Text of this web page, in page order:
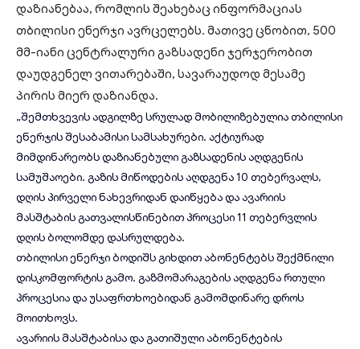
დაზიანებაა, რომლის შეახებაც ინფორმაციას
თბილისი ენერჯი ავრცელებს. მათივე ცნობით, 500
მმ-იანი ცენტრალური გაზსადენი ჯერჯერობით
დაუდგენელ ვითარებაში, სავარაუდოდ მესამე
პირის მიერ დაზიანდა.
„შემთხვევის ადგილზე სრულად მობილიზებულია თბილისი
ენერჯის შესაბამისი სამსახურები. აქტიურად
მიმდინარეობს დაზიანებული გაზსადენის აღდგენის
სამუშაოები. გაზის მიწოდების აღდგენა 10 თებერვალს,
დღის პირველი ნახევრიდან დაიწყება და ავარიის
მასშტაბის გათვალისწინებით პროცესი 11 თებერვლის
დღის ბოლომდე დასრულდება.
თბილისი ენერჯი ბოდიშს გიხდით აბონენტებს შექმნილი
დისკომფორტის გამო. გაზმომარაგების აღდგენა რთული
პროცესია და უსაფრთხოებიდან გამომდინარე დროს
მოითხოვს.
ავარიის მასშტაბისა და გათიშული აბონენტების